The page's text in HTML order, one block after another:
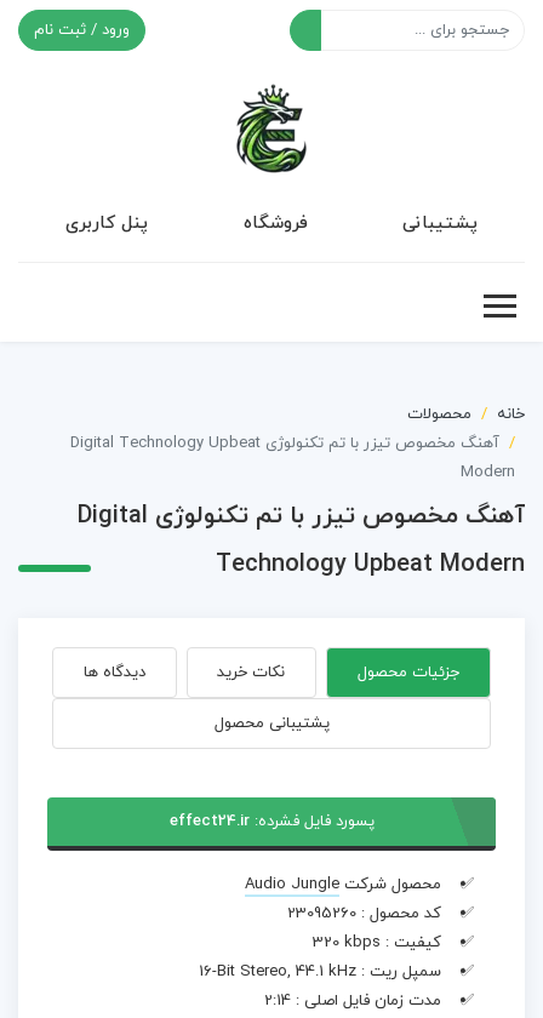
ورود / ثبت نام
پشتیبانی فروشگاه پنل کاربری
خانه
محصولات
آهنگ مخصوص تیزر با تم تکنولوژی Digital Technology Upbeat
Modern
آهنگ مخصوص تیزر با تم تکنولوژی Digital
Technology Upbeat Modern
جزئیات محصول نکات خرید دیدگاه ها
پشتیبانی محصول
پسورد فایل فشرده:effect24.ir
محصول شرکت Audio Jungle
کد محصول : 23095260
کیفیت : 320 kbps
سمپل ریت : 16-Bit Stereo, 44.1 kHz
مدت زمان فایل اصلی : 2:14